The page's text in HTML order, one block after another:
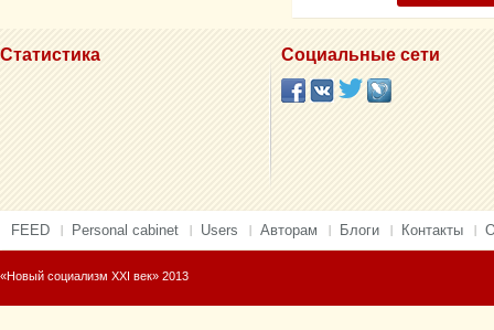
Статистика Социальные сети
FEED Personal cabinet Users Авторам Блоги Контакты
«Новый социализм XXI век» 2013